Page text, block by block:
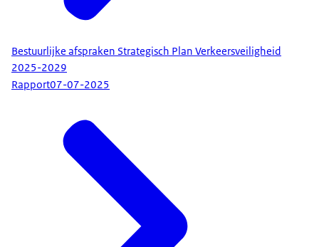
Bestuurlijke afspraken Strategisch Plan Verkeersveiligheid
2025-2029
Rapport07-07-2025